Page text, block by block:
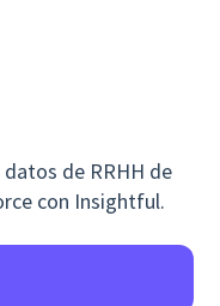
de RRHH de
con Insightful.